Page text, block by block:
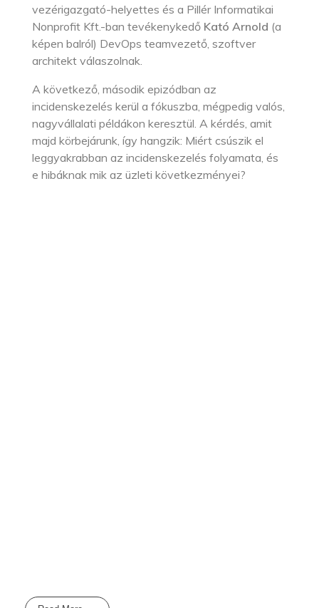
vezérigazgató-helyettes és a Pillér Informatikai
Nonprofit Kft.-ban tevékenykedő Kató Arnold (a
képen balról) DevOps teamvezető, szoftver
architekt válaszolnak.
A következő, második epizódban az
incidenskezelés kerül a fókuszba, mégpedig valós,
nagyvállalati példákon keresztül. A kérdés, amit
majd körbejárunk, így hangzik: Miért csúszik el
leggyakrabban az incidenskezelés folyamata, és
e hibáknak mik az üzleti következményei?